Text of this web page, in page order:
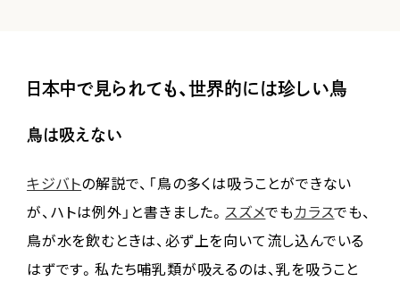
日本中で見られても、世界的には珍しい鳥
鳥は吸えない
キジバトの解説で、「鳥の多くは吸うことができない
が、ハトは例外」と書きました。スズメでもカラスでも、
鳥が水を飲むときは、必ず上を向いて流し込んでいる
はずです。私たち哺乳類が吸えるのは、乳を吸うこと